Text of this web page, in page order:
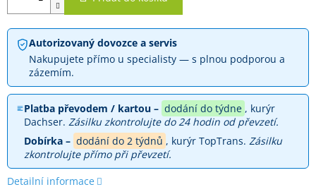
Autorizovaný dovozce a servis
Nakupujete přímo u specialisty — s plnou podporou a
zázemím.
Platba převodem / kartou – dodání do týdne , kurýr
Dachser. Zásilku zkontrolujte do 24 hodin od převzetí.
Dobírka – dodání do 2 týdnů , kurýr TopTrans. Zásilku
zkontrolujte přímo při převzetí.
Detailní informace